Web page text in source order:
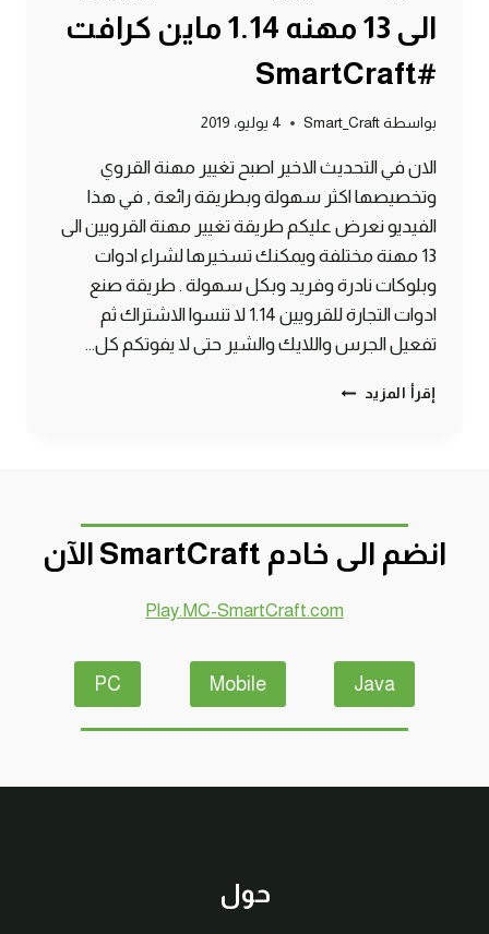
الى 13 مهنه 1.14 ماين كرافت
#SmartCraft
بواسطة Smart_Craft 4 يوليو، 2019
الان في التحديث الاخير اصبح تغيير مهنة القروي
وتخصيصها اكثر سهولة وبطريقة رائعة , في هذا
الفيديو نعرض عليكم طريقة تغيير مهنة القرويين الى
13 مهنة مختلفة ويمكنك تسخيرها لشراء ادوات
وبلوكات نادرة وفريد وبكل سهولة . طريقة صنع
ادوات التجارة للقرويين 1.14 لا تنسوا الاشتراك ثم
تفعيل الجرس واللايك والشير حتى لا يفوتكم كل…
إقرأ المزيد طريقة
مهنه
ماين
انضم الى خادم SmartCraft الآن
Play.MC-SmartCraft.com
Java
Mobile
PC
حول